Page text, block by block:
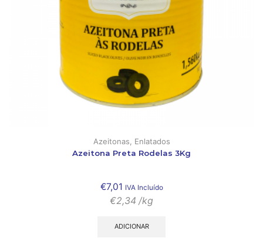
Azeitonas
Enlatados
Azeitona Preta Rodelas 3Kg
€7,01 IVA Incluído
€2,34 /kg
ADICIONAR